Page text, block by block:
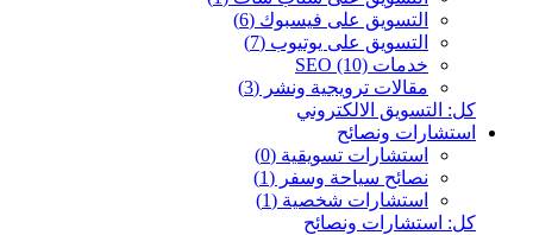
التسويق على فيسبوك (6)
التسويق على يوتيوب (7)
خدمات SEO (10)
مقالات ترويجية ونشر (3)
كل: التسويق الالكتروني
استشارات ونصائح
استشارات تسويقية (0)
نصائح سياحة وسفر (1)
استشارات شخصية (1)
كل: استشارات ونصائح